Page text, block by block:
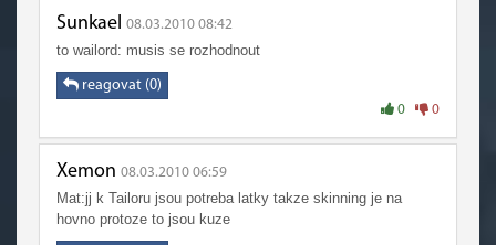
Sunkael 08.03.2010 08:42
to wailord: musis se rozhodnout
reagovat (0)
0 0
Xemon 08.03.2010 06:59
Mat:jj k Tailoru jsou potreba latky takze skinning je na
hovno protoze to jsou kuze